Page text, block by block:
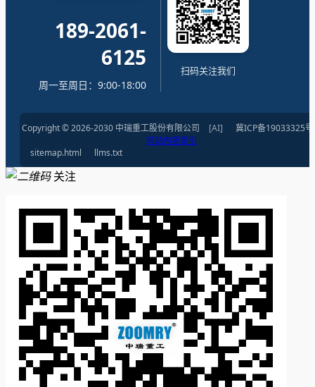
189-2061-
6125
周一至周日：9:00-18:00
扫码关注我们
Copyright © 2026-2030 中瑞重工股份有限公司 [AI]
冀ICP备19033325
网站内容索引
sitemap.html
llms.txt
关注